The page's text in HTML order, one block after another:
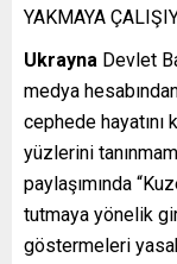
YAKMAYA
Ukrayna Devlet
medya
cephede
yüzlerini
paylaşımında
tutmaya yönelik
göstermeleri